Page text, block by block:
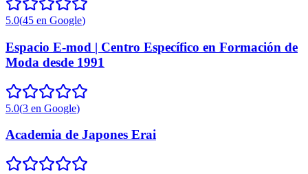
5.0(45 en Google)
Espacio E-mod | Centro Específico en Formación de
Moda desde 1991
5.0(3 en Google)
Academia de Japones Erai